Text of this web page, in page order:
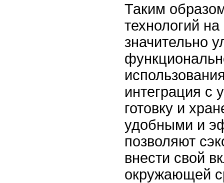
Таким
технологий
значительно
интеграция
готовку и
удобными и
позволяют
внести свой
окружающей